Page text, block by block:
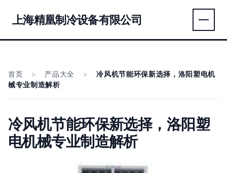
上海精凰制冷设备有限公司
首页 > 产品大全 >
冷风机节能环保新选择，洛阳塑电机
械专业制造解析
冷风机节能环保新选择，洛阳塑
电机械专业制造解析